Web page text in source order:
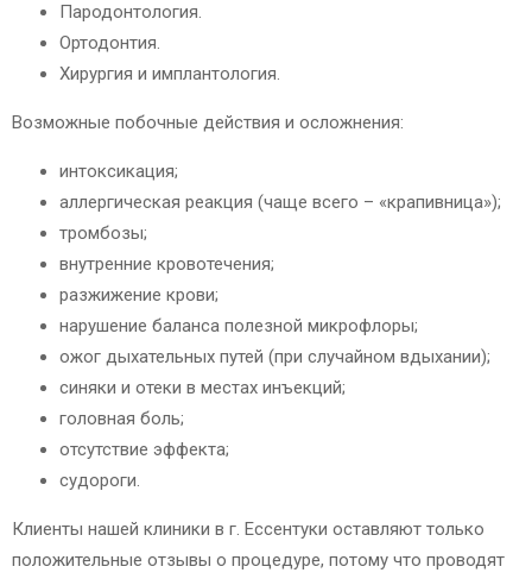
Пародонтология.
Ортодонтия.
Хирургия и имплантология.
Возможные побочные действия и осложнения:
интоксикация;
аллергическая реакция (чаще всего – «крапивница»);
тромбозы;
внутренние кровотечения;
разжижение крови;
нарушение баланса полезной микрофлоры;
ожог дыхательных путей (при случайном вдыхании);
синяки и отеки в местах инъекций;
головная боль;
отсутствие эффекта;
судороги.
Клиенты нашей клиники в г. Ессентуки оставляют только
положительные отзывы о процедуре, потому что проводят